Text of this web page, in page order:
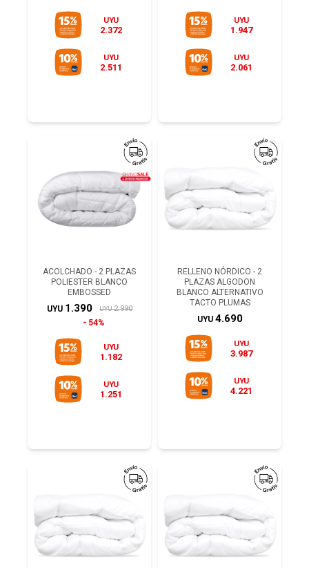
UYU
2.372
UYU
2.511
UYU
1.947
UYU
2.061
ACOLCHADO - 2 PLAZAS
POLIESTER BLANCO
EMBOSSED
UYU 1.390 UYU 2.990
54%
UYU
1.182
UYU
1.251
RELLENO NÓRDICO - 2
PLAZAS ALGODON
BLANCO ALTERNATIVO
TACTO PLUMAS
UYU 4.690
UYU
3.987
UYU
4.221